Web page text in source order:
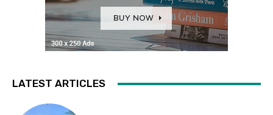
LATEST ARTICLES